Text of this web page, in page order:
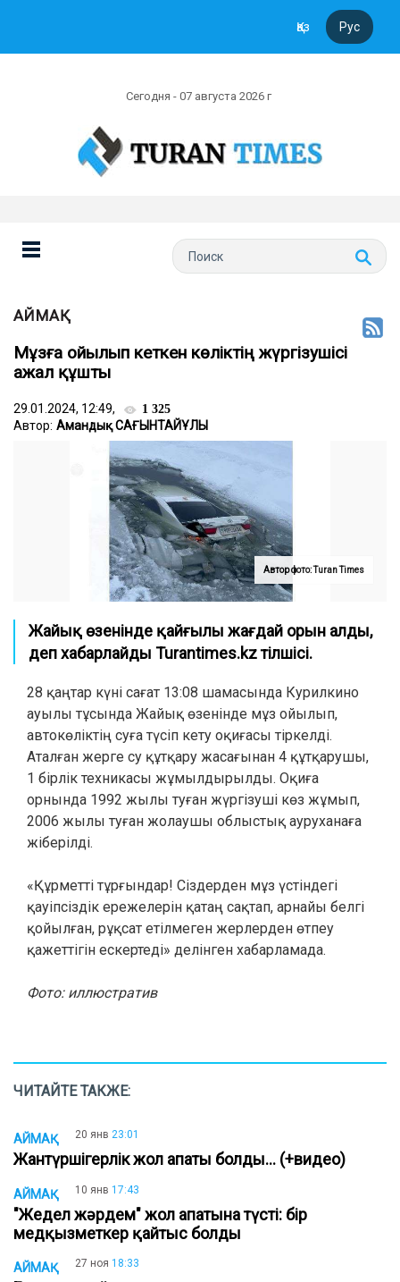
Қаз Рус
Сегодня - 07 августа 2026 г
АЙМАҚ
Мұзға ойылып кеткен көліктің жүргізушісі
ажал құшты
29.01.2024, 12:49, 1 325
Автор: Амандық САҒЫНТАЙҰЛЫ
Автор фото: Turan Times
Жайық өзенінде қайғылы жағдай орын алды,
деп хабарлайды Turantimes.kz тілшісі.
28 қаңтар күні сағат 13:08 шамасында Курилкино
ауылы тұсында Жайық өзенінде мұз ойылып,
автокөліктің суға түсіп кету оқиғасы тіркелді.
Аталған жерге су құтқару жасағынан 4 құтқарушы,
1 бірлік техникасы жұмылдырылды. Оқиға
орнында 1992 жылы туған жүргізуші көз жұмып,
2006 жылы туған жолаушы облыстық ауруханаға
жіберілді.
«Құрметті тұрғындар! Сіздерден мұз үстіндегі
қауіпсіздік ережелерін қатаң сақтап, арнайы белгі
қойылған, рұқсат етілмеген жерлерден өтпеу
қажеттігін ескертеді» делінген хабарламада.
Фото: иллюстратив
ЧИТАЙТЕ ТАКЖЕ:
АЙМАҚ 20 янв 23:01
Жантүршігерлік жол апаты болды... (+видео)
АЙМАҚ 10 янв 17:43
"Жедел жәрдем" жол апатына түсті: бір
медқызметкер қайтыс болды
АЙМАҚ 27 ноя 18:33